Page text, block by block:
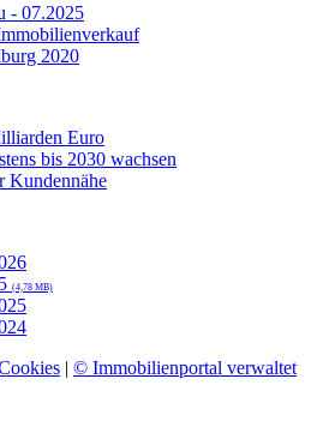
- 07.2025
2020
Euro
bis 2030 wachsen
Kundennähe
(4,78 MB)
| © Immobilienportal verwaltet